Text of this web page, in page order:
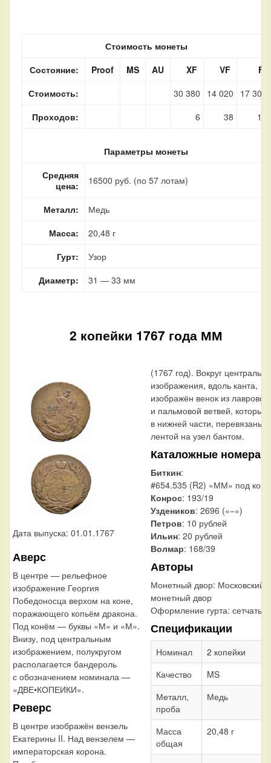
Стоимость монеты
Состояние:
Proof MS AU XF VF
F
Стоимость:
30 380 14 020
17 300
Проходов:
6 38 13
Параметры монеты
Средняя
цена:
16500 руб. (по 57 лотам)
Металл:
Медь
Масса:
20,48 г
Гурт:
Узор
Диаметр:
31 — 33 мм
2 копейки 1767 года ММ
Дата выпуска: 01.01.1767
Аверс
В центре — рельефное
изображение Георгия
Победоносца верхом на коне,
поражающего копьём дракона.
Под конём — буквы «М» и «М».
Внизу, под центральным
изображением, полукругом
располагается бандероль
с обозначением номинала —
«ДВЕ•КОПЕИКИ».
Реверс
В центре изображён вензель
Екатерины II. Над вензелем —
императорская корона.
(1767 год). Вокруг
изображения, вдоль канта,
изображён венок из лавровой
и пальмовой ветвей, которые,
в нижней части, перевязаны
лентой на узел бантом.
Каталожные номера
Биткин:
#654.535 (R2) «ММ» под
Конрос: 193/19
Уздеников: 2696 («−»)
Петров: 10 рублей
Ильин: 20 рублей
Волмар: 168/39
Авторы
Монетный двор: Московский
монетный двор
Оформление гурта: сетчатый
Спецификации
Номинал
2 копейки
Качество
MS
Металл,
проба
Медь
Масса
общая
20,48 г